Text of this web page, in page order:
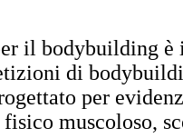
il bodybuilding è
di
per
muscoloso,